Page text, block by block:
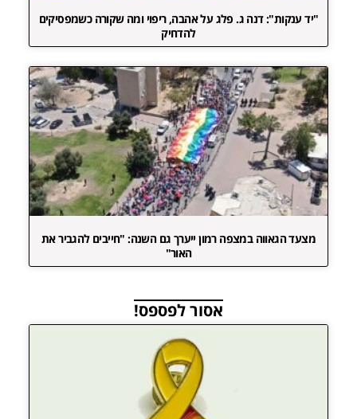
"יד ענקות": דנה ג. פלג על אהבה, ריפוי ומה שקורה כשמפסיקים
להדחיק
מצעד הגאווה במצפה רמון ייערך גם השנה: "חייבים להגביר את
האור"
אסור לפספס!